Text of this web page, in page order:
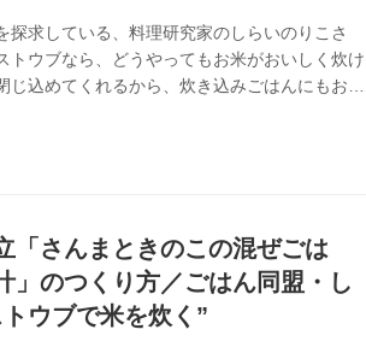
探求している、料理研究家のしらいのりこさ
トウブなら、どうやってもお米がおいしく炊け
込めてくれるから、炊き込みごはんにもおす
ブで米を炊く』（誠文堂新光社）より、秋の
炊き込みごはんのつくり方をご紹介します。
「さんまときのこの混ぜごは
」のつくり方／ごはん同盟・し
ウブで米を炊く”